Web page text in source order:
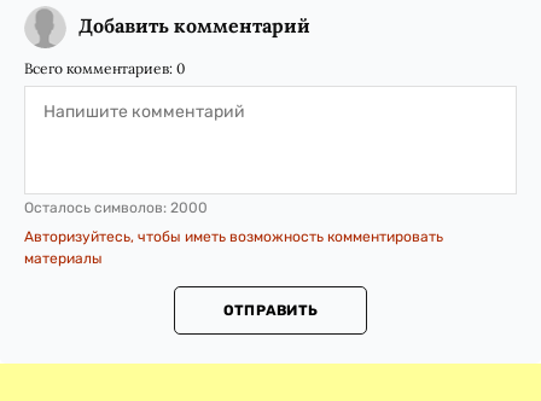
Добавить комментарий
Всего комментариев: 0
Осталось символов: 2000
Авторизуйтесь, чтобы иметь возможность комментировать
материалы
ОТПРАВИТЬ